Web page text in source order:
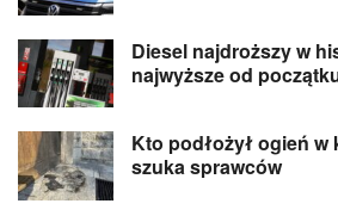
Diesel najdroższy w
najwyższe od
Kto podłożył ogień
szuka sprawców